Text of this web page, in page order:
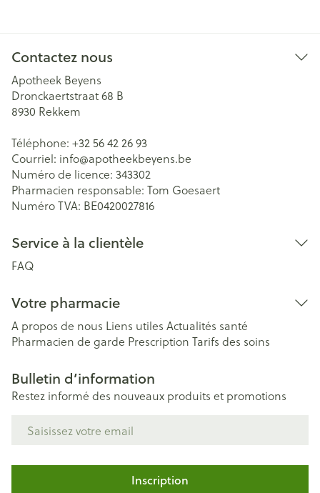
Contactez nous
Apotheek Beyens
Dronckaertstraat 68 B
8930 Rekkem
Téléphone: +32 56 42 26 93
Courriel: info@apotheekbeyens.be
Numéro de licence: 343302
Pharmacien responsable: Tom Goesaert
Numéro TVA: BE0420027816
Service à la clientèle
FAQ
Votre pharmacie
A propos de nous Liens utiles Actualités santé
Pharmacien de garde Prescription Tarifs des soins
Bulletin d’information
Restez informé des nouveaux produits et promotions
Inscription